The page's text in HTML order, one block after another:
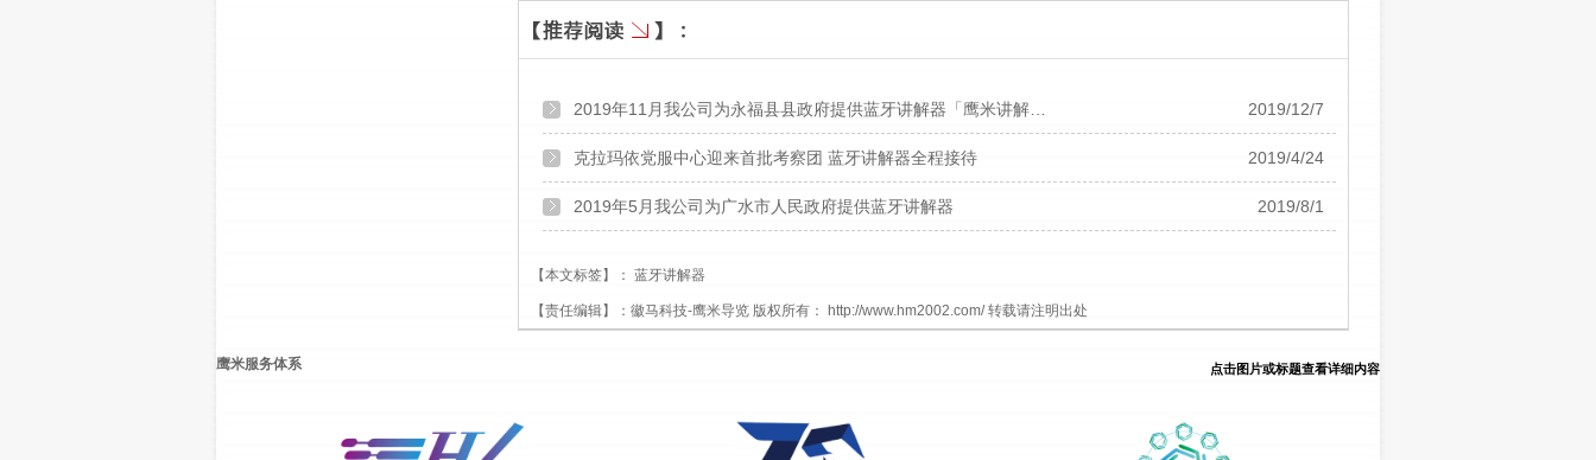
2019/12/7
2019年11月我公司为永福县县政府提供蓝牙讲解器「鹰米讲解…
2019/4/24
克拉玛依党服中心迎来首批考察团 蓝牙讲解器全程接待
2019/8/1
2019年5月我公司为广水市人民政府提供蓝牙讲解器
【本文标签】： 蓝牙讲解器
【责任编辑】： 徽马科技-鹰米导览 版权所有： http://www.hm2002.com/转载请注明出处
鹰米服务体系 点击图片或标题查看详细内容